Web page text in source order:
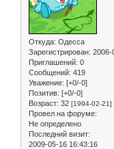
Откуда: Одесса
Зарегистрирован: 2006-
Приглашений: 0
Сообщений: 419
Уважение: [+0/-0]
Позитив: [+0/-0]
Возраст: 32 [1994-02-21]
Провел на форуме:
Не определено
Последний визит:
2009-05-16 16:43:16